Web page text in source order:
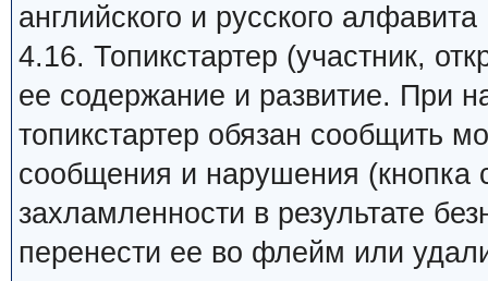
английского и русского алфавита
4.16. Топикстартер (участник,
ее содержание и развитие. При
топикстартер обязан сообщить
сообщения и нарушения
захламленности в результате
перенести ее во флейм или